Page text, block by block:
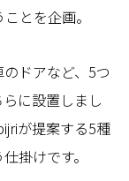
とを企画。
ドアなど、5つ
に設置しまし
が提案する5種
掛けです。